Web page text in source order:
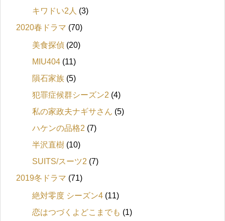
キワドい2人 (3)
2020春ドラマ (70)
美食探偵 (20)
MIU404 (11)
隕石家族 (5)
犯罪症候群シーズン2 (4)
私の家政夫ナギサさん (5)
ハケンの品格2 (7)
半沢直樹 (10)
SUITS/スーツ2 (7)
2019冬ドラマ (71)
絶対零度 シーズン4 (11)
恋はつづくよどこまでも (1)